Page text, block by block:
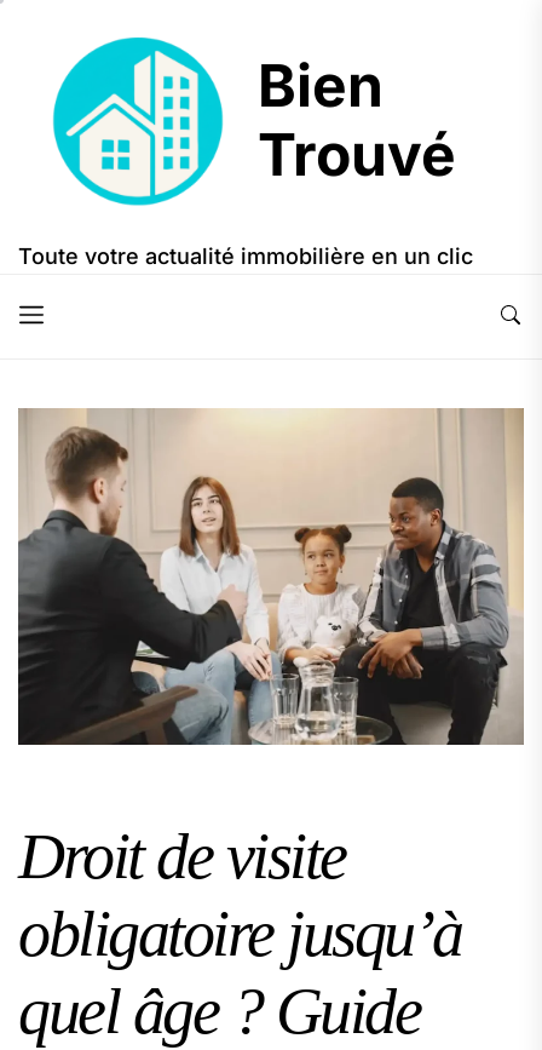
content
Bien
Trouvé
Bien
Trouvé
Toute votre actualité immobilière en un clic
Droit de visite
obligatoire jusqu’à
quel âge ? Guide